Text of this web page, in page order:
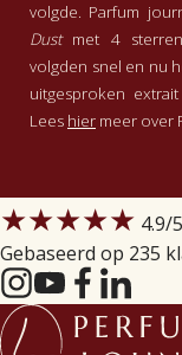
volgde. Parfum
Dust met 4
volgden snel en nu
uitgesproken
Lees hier meer over
★★★★★ 4.9/
Gebaseerd op 235